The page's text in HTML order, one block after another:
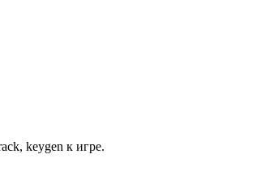
keygen к игре.